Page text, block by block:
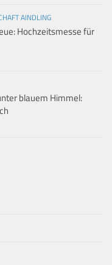
AINDLING
Hochzeitsmesse für
blauem Himmel: